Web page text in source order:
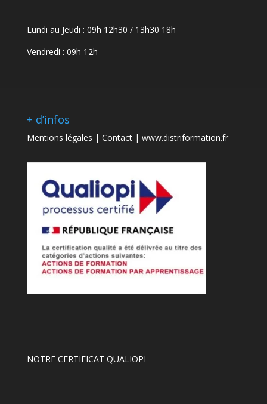
Lundi au Jeudi : 09h 12h30 / 13h30 18h
Vendredi : 09h 12h
+ d’infos
Mentions légales | Contact| www.distriformation.fr
NOTRE CERTIFICAT QUALIOPI